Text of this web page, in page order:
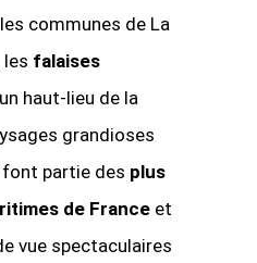
communes de La
falaises
haut-lieu de la
grandioses
partie des plus
de Franceet
vue spectaculaires